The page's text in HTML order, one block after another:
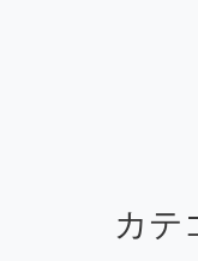
カテ